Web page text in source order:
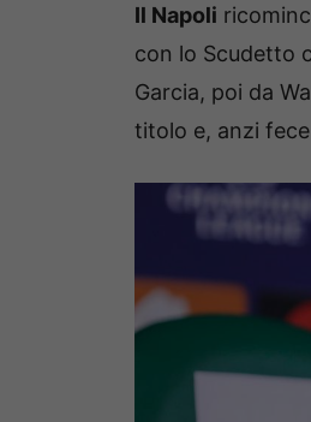
Il Napoli
con lo Scudetto
Garcia, poi da
titolo e, anzi